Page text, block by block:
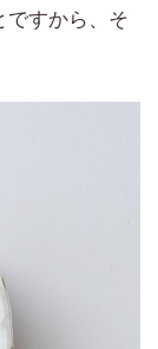
ですから、そ